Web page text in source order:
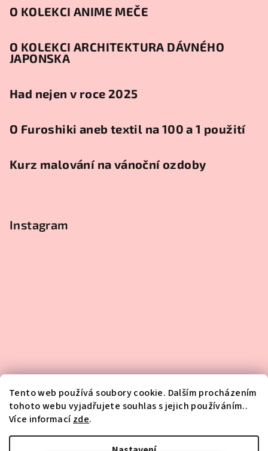
Tento web používá soubory cookie. Dalším procházením
tohoto webu vyjadřujete souhlas s jejich používáním..
Více informacízde.
O KOLEKCI ANIME MEČE
O KOLEKCI ARCHITEKTURA DÁVNÉHO
JAPONSKA
Had nejen v roce 2025
O Furoshiki aneb textil na 100 a 1 použití
Kurz malování na vánoční ozdoby
Instagram